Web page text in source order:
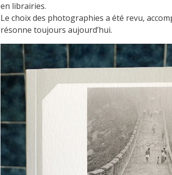
en librairies.
Le choix des photographies a été revu,
résonne toujours aujourd’hui.